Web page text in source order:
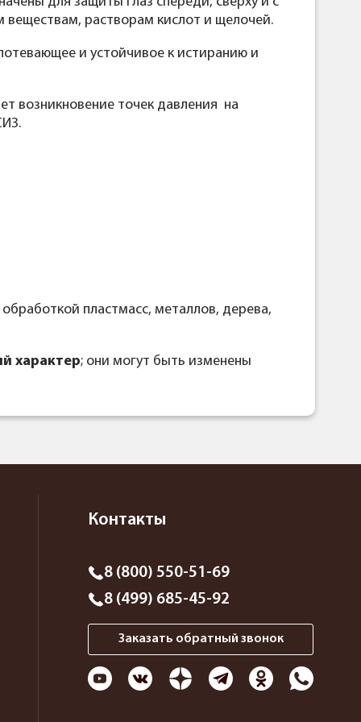
веществам, растворам кислот и щелочей.
и устойчивое к истиранию и
возникновение точек давления на
пластмасс, металлов, дерева,
характер; они могут быть изменены
Контакты
8 (800) 550-51-69
8 (499) 685-45-92
Заказать обратный звонок